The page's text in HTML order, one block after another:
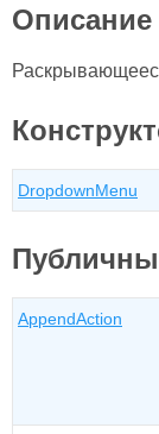
Описание
DropdownMenu
AppendAction